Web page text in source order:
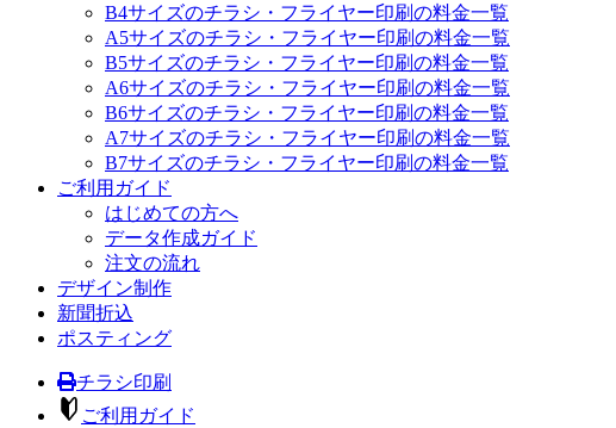
B4サイズのチラシ・フライヤー印刷の料金一覧
A5サイズのチラシ・フライヤー印刷の料金一覧
B5サイズのチラシ・フライヤー印刷の料金一覧
A6サイズのチラシ・フライヤー印刷の料金一覧
B6サイズのチラシ・フライヤー印刷の料金一覧
A7サイズのチラシ・フライヤー印刷の料金一覧
B7サイズのチラシ・フライヤー印刷の料金一覧
ご利用ガイド
はじめての方へ
データ作成ガイド
注文の流れ
デザイン制作
新聞折込
ポスティング
チラシ印刷
ご利用ガイド